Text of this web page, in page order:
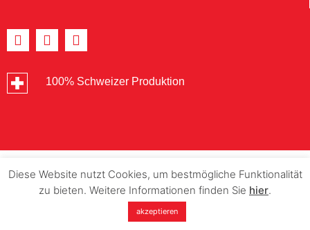
100% Schweizer Produktion
Diese Website nutzt Cookies, um bestmögliche Funktionalität
zu bieten. Weitere Informationen finden Sie hier.
akzeptieren